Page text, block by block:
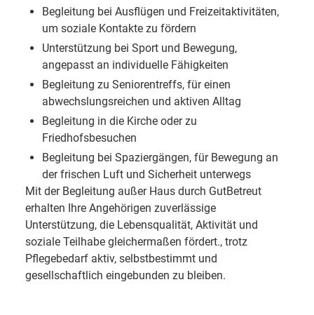
Begleitung bei Ausflügen und Freizeitaktivitäten,
um soziale Kontakte zu fördern
Unterstützung bei Sport und Bewegung,
angepasst an individuelle Fähigkeiten
Begleitung zu Seniorentreffs, für einen
abwechslungsreichen und aktiven Alltag
Begleitung in die Kirche oder zu
Friedhofsbesuchen
Begleitung bei Spaziergängen, für Bewegung an
der frischen Luft und Sicherheit unterwegs
Mit der Begleitung außer Haus durch GutBetreut
erhalten Ihre Angehörigen zuverlässige
Unterstützung, die Lebensqualität, Aktivität und
soziale Teilhabe gleichermaßen fördert., trotz
Pflegebedarf aktiv, selbstbestimmt und
gesellschaftlich eingebunden zu bleiben.